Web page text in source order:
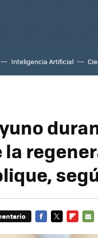
Inteligencia Artificial
la